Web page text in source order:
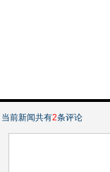
当前新闻共有2条评论